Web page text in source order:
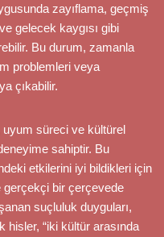
zayıflama, geçmiş
gelecek kaygısı gibi
Bu durum, zamanla
problemleri veya
çıkabilir.
uyum süreci ve kültürel
sahiptir. Bu
etkilerini iyi bildikleri için
gerçekçi bir çerçevede
suçluluk duyguları,
hisler, “iki kültür arasında